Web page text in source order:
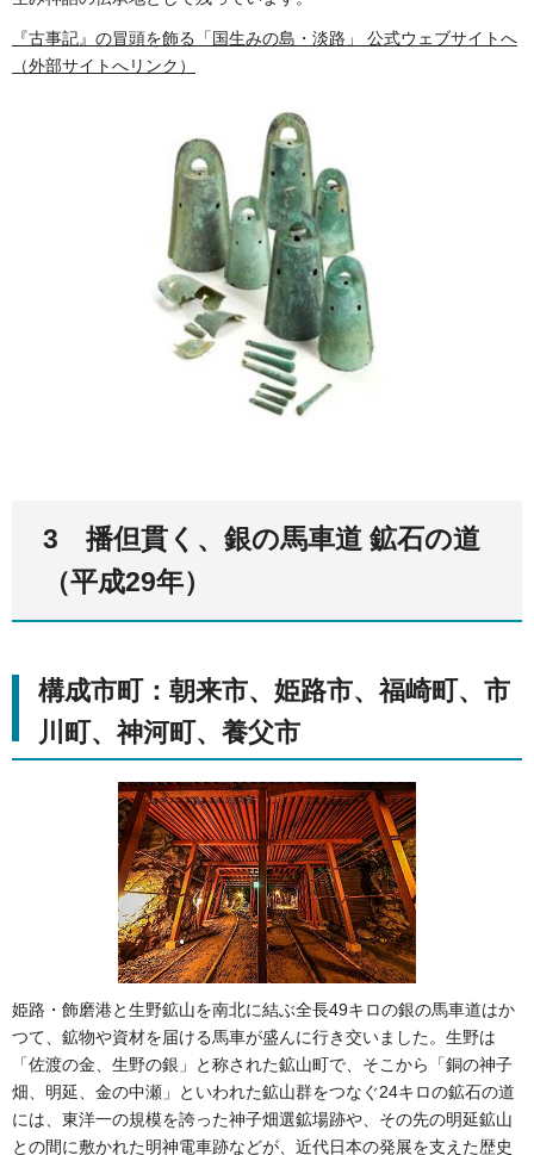
『古事記』の冒頭を飾る「国生みの島・淡路」 公式ウェブサイトへ
（外部サイトへリンク）
3 播但貫く、銀の馬車道 鉱石の道
（平成29年）
構成市町：朝来市、姫路市、福崎町、市
川町、神河町、養父市
姫路・飾磨港と生野鉱山を南北に結ぶ全長49キロの銀の馬車道はか
つて、鉱物や資材を届ける馬車が盛んに行き交いました。生野は
「佐渡の金、生野の銀」と称された鉱山町で、そこから「銅の神子
畑、明延、金の中瀬」といわれた鉱山群をつなぐ24キロの鉱石の道
には、東洋一の規模を誇った神子畑選鉱場跡や、その先の明延鉱山
との間に敷かれた明神電車跡などが、近代日本の発展を支えた歴史